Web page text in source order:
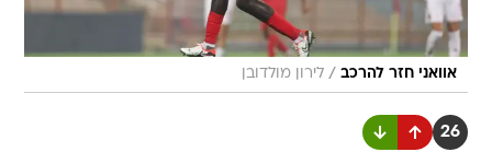
אוואני חזר להרכב / לירון מולדובן
26